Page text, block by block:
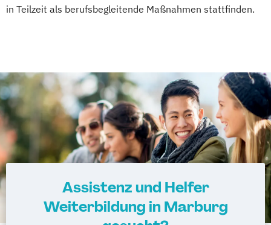
in Teilzeit als berufsbegleitende Maßnahmen stattfinden.
Assistenz und Helfer
Weiterbildung in Marburg